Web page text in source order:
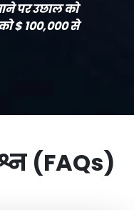
पर उछाल को
को $ 100,000 से
(FAQs)